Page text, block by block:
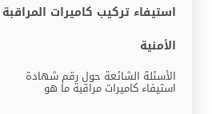
استيفاء تركيب كاميرات المراقبة
الأمنية
الأسئلة الشائعة حول رقم شهادة
استيفاء كاميرات مراقبة ما هو